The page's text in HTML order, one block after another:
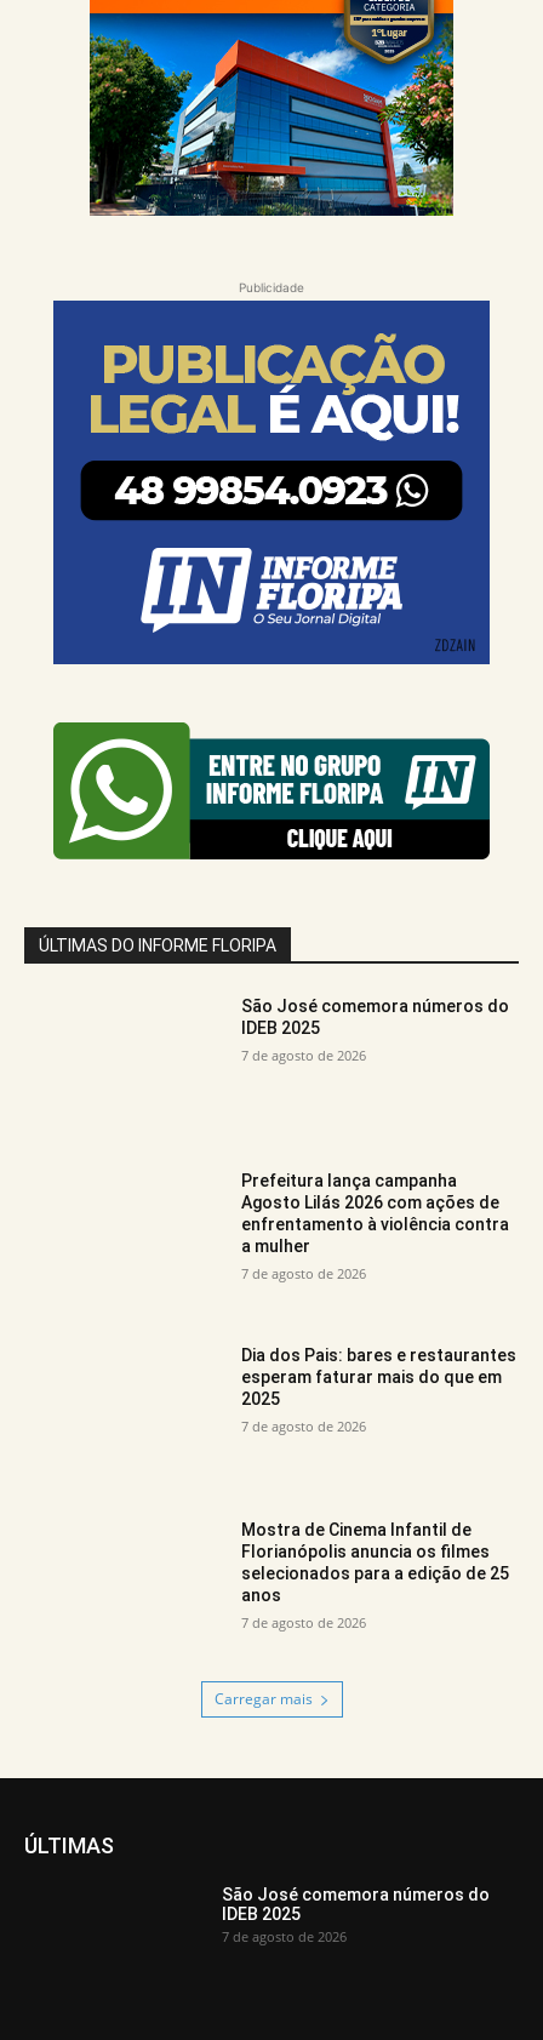
Publicidade
ÚLTIMAS DO INFORME FLORIPA
São José comemora números do
IDEB 2025
7 de agosto de 2026
Prefeitura lança campanha
Agosto Lilás 2026 com ações de
enfrentamento à violência contra
a mulher
7 de agosto de 2026
Dia dos Pais: bares e restaurantes
esperam faturar mais do que em
2025
7 de agosto de 2026
Mostra de Cinema Infantil de
Florianópolis anuncia os filmes
selecionados para a edição de 25
anos
7 de agosto de 2026
Carregar mais
ÚLTIMAS
São José comemora números do
IDEB 2025
7 de agosto de 2026